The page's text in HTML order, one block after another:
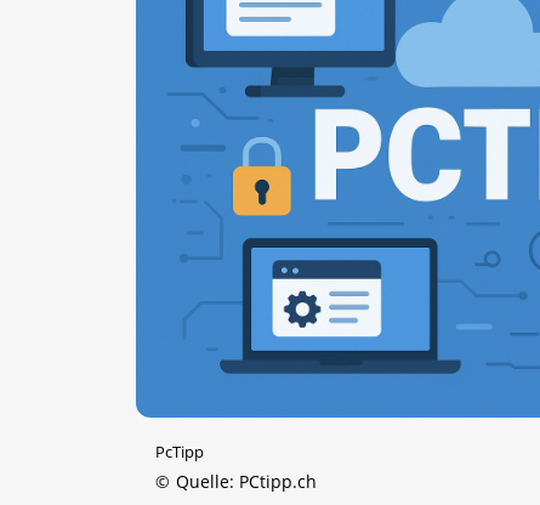
PcTipp
© Quelle: PCtipp.ch